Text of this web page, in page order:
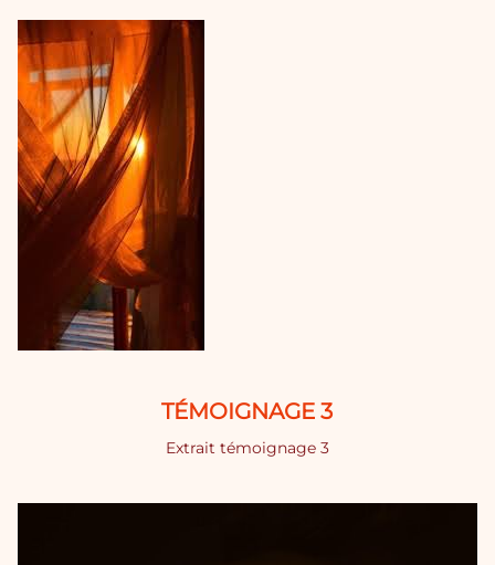
TÉMOIGNAGE 3
Extrait témoignage 3